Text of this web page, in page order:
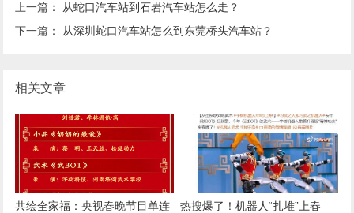
上一篇： 从蛇口汽车站到石岩汽车站怎么走？
下一篇： 从深圳蛇口汽车站怎么到东莞桥头汽车站？
相关文章
共绘全家福：央视春晚节目单连
热搜爆了！机器人“扎堆”上春